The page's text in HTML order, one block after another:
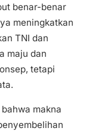
benar-benar
meningkatkan
TNI dan
maju dan
tetapi
makna